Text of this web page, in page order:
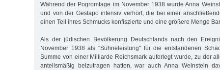
Während der Pogromtage im November 1938 wurde Anna
und von der Gestapo intensiv verhört, die bei einer
einen Teil ihres Schmucks konfiszierte und eine größere Menge
Als der jüdischen Bevölkerung Deutschlands nach den
November 1938 als "Sühneleistung" für die entstandenen
Summe von einer Milliarde Reichsmark auferlegt wurde, zu der
anteilsmäßig beizutragen hatten, war auch Anna Weinstein